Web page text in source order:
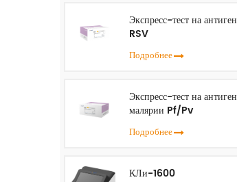
Экспресс-тест на антиген
RSV
Подробнее
Экспресс-тест на антиген
малярии Pf/Pv
Подробнее
КЛи-1600